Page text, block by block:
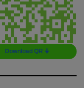
Download QR 🠋